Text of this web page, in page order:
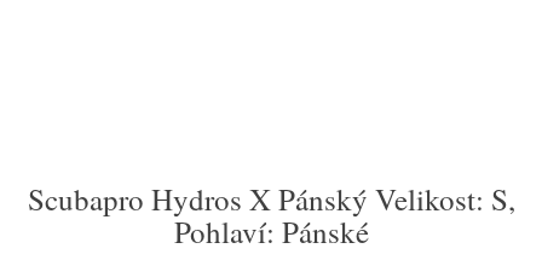
Scubapro Hydros X Pánský Velikost: S,
Pohlaví: Pánské